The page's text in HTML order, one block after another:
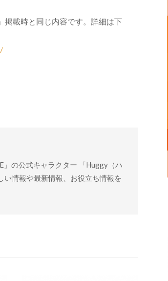
掲載時と同じ内容です。詳細は下
の公式キャラクター 「Huggy（ハ
情報や最新情報、お役立ち情報を